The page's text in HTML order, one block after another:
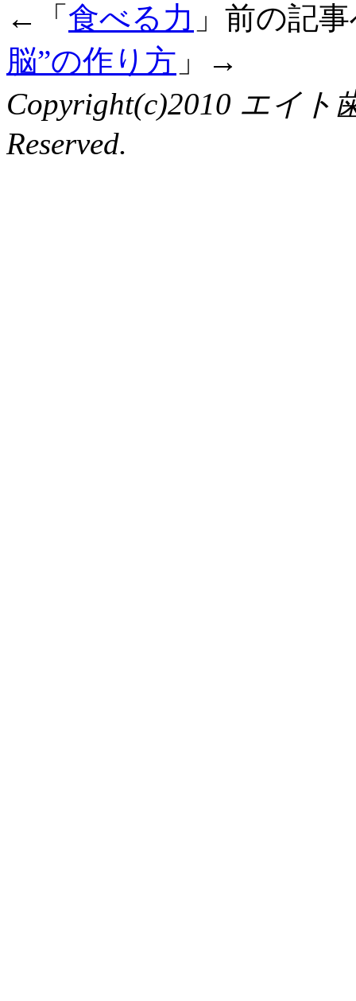
←「 食べる力 」前の記
脳”の作り方 」→
Copyright(c)2010 エイト
Reserved.